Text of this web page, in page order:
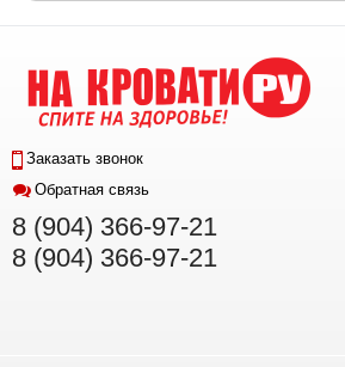
Заказать звонок
Обратная связь
8 (904) 366-97-21
8 (904) 366-97-21